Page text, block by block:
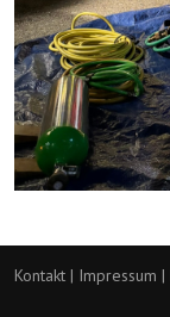
Kontakt | Impressum |